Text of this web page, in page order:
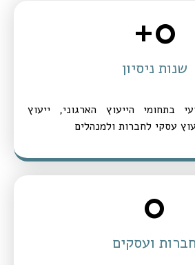
שנות ניסיון
0
+
בתחומי הייעוץ הארגוני, ייעוץ
עסקי לחברות ולמנהלים
חברות ועסקים
0